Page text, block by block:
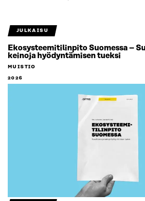
JULKAISU
Ekosysteemitilinpito Suomessa –
keinoja hyödyntämisen tueksi
MUISTIO
2026